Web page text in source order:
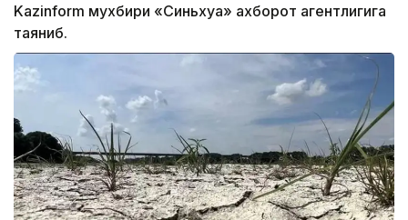
Kazinform мухбири «Синьхуа» ахборот агентлигига
таяниб.